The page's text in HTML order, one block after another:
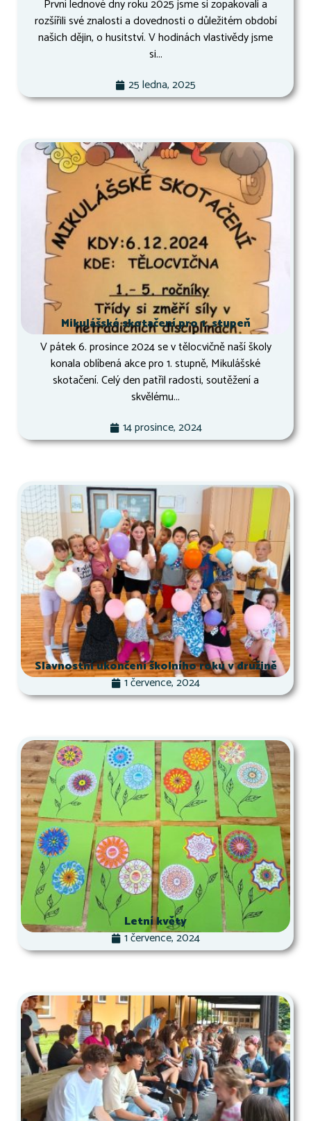
První lednové dny roku 2025 jsme si zopakovali a
rozšířili své znalosti a dovednosti o důležitém období
našich dějin, o husitství. V hodinách vlastivědy jsme
si...
25 ledna, 2025
Mikulášské skotačení pro 1. stupeň
V pátek 6. prosince 2024 se v tělocvičně naší školy
konala oblíbená akce pro 1. stupně, Mikulášské
skotačení. Celý den patřil radosti, soutěžení a
skvělému...
14 prosince, 2024
Slavnostní ukončení školního roku v družině
1 července, 2024
Letní květy
1 července, 2024